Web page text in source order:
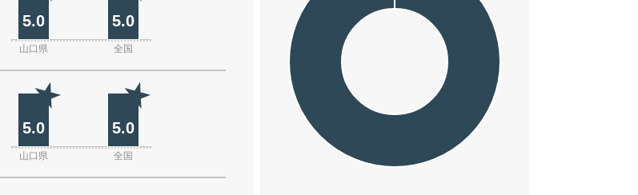
5.0 5.0
山口県 全国
5.0 5.0
山口県 全国